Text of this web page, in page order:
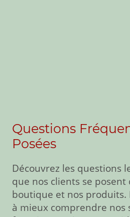
Questions
Posées
Découvrez les questions
que nos clients se
boutique et nos produits.
à mieux comprendre nos